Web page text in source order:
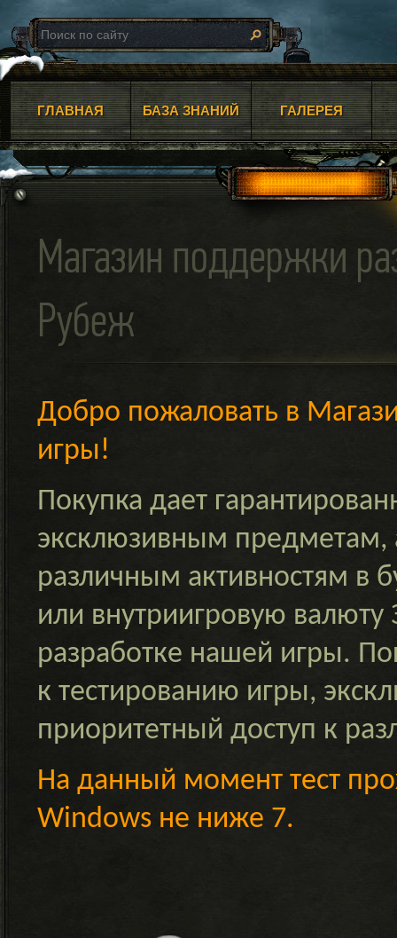
ГЛАВНАЯ БАЗА ЗНАНИЙ ГАЛЕРЕЯ
Магазин поддержки
Рубеж
Добро пожаловать в
игры!
Покупка дает
эксклюзивным предметам,
различным активностям в
или внутриигровую
разработке нашей игры.
к тестированию игры,
приоритетный доступ к
На данный момент тест
Windows не ниже 7.